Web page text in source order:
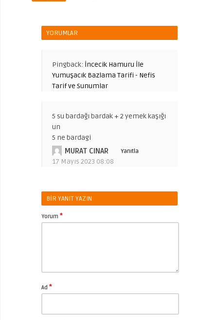
YORUMLAR
Pingback: İncecik Hamuru İle
Yumuşacık Bazlama Tarifi - Nefis
Tarif ve Sunumlar
5 su bardağı bardak + 2 yemek kaşığı
un
5 ne bardagi
MURAT CINAR
17 Mayıs 2023 08:08
Yanıtla
BIR YANIT YAZIN
Yorum *
Ad *